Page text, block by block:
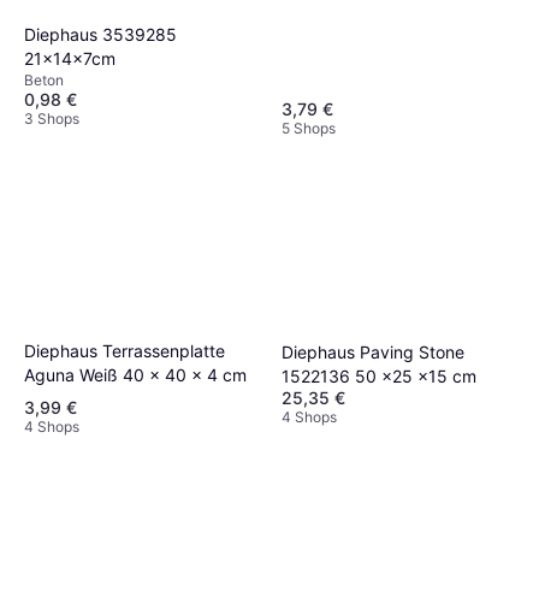
Diephaus 3539285
21x14x7cm
Beton
0,98 €
3 Shops 3,79 €
5 Shops
Diephaus Terrassenplatte
Aguna Weiß 40 x 40 x 4 cm
3,99 €
4 Shops
Diephaus Paving Stone
1522136 50 x25 x15 cm
25,35 €
4 Shops